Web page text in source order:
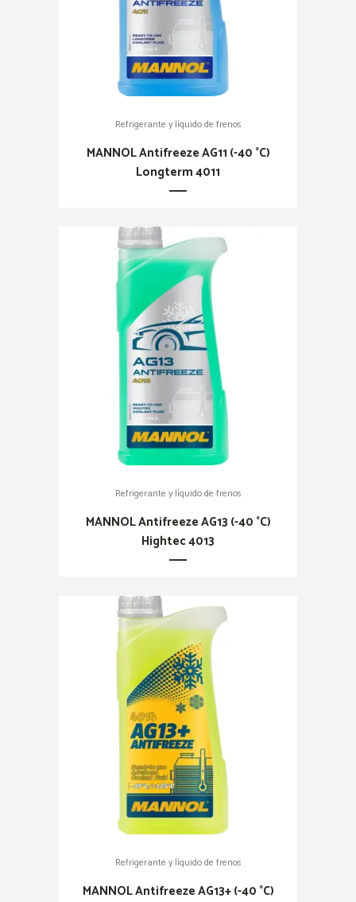
Refrigerante y líquido de frenos
MANNOL Antifreeze AG11 (-40 °C)
Longterm 4011
Refrigerante y líquido de frenos
MANNOL Antifreeze AG13 (-40 °C)
Hightec 4013
Refrigerante y líquido de frenos
MANNOL Antifreeze AG13+ (-40 °C)